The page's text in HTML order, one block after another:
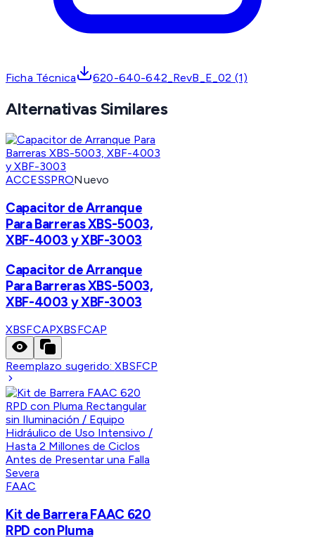
Ficha Técnica 620-640-642_RevB_E_02 (1)
Alternativas Similares
ACCESSPRONuevo
Capacitor de Arranque
Para Barreras XBS-5003,
XBF-4003 y XBF-3003
Capacitor de Arranque
Para Barreras XBS-5003,
XBF-4003 y XBF-3003
XBSFCAPXBSFCAP
Reemplazo sugerido:XBSFCP
FAAC
Kit de Barrera FAAC 620
RPD con Pluma